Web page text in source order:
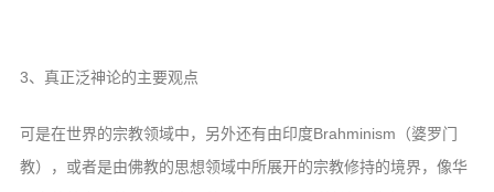
3、真正泛神论的主要观点
可是在世界的宗教领域中，另外还有由印度Brahminism（婆罗门
教），或者是由佛教的思想领域中所展开的宗教修持的境界，像华